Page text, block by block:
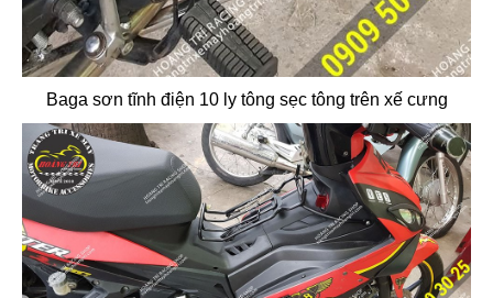
Baga sơn tĩnh điện 10 ly tông sẹc tông trên xế cưng